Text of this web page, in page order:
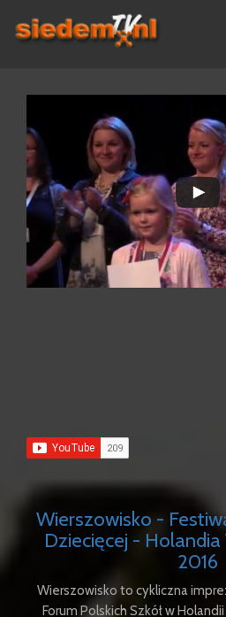
Wierszowisko -
Dziecięcej -
2016
Wierszowisko to cykliczna
Forum Polskich Szkół w